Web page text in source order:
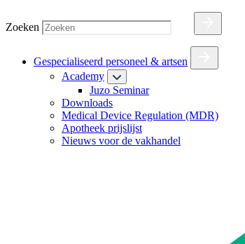
Zoeken
Gespecialiseerd personeel & artsen
Academy
Juzo Seminar
Downloads
Medical Device Regulation (MDR)
Apotheek prijslijst
Nieuws voor de vakhandel